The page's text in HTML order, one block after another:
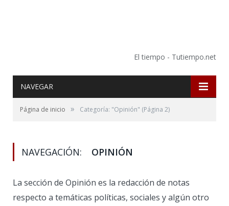
El tiempo - Tutiempo.net
NAVEGAR
Página de inicio » Categoría: "Opinión" (Página 2)
NAVEGACIÓN: OPINIÓN
La sección de Opinión es la redacción de notas
respecto a temáticas políticas, sociales y algún otro